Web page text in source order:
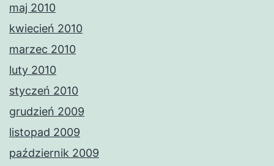
maj 2010
kwiecień 2010
marzec 2010
luty 2010
styczeń 2010
grudzień 2009
listopad 2009
październik 2009